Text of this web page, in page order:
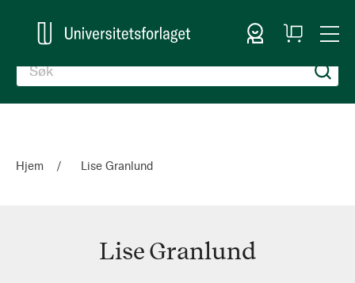
Logg inn
Handlekurv
Hjem Lise Granlund
Lise Granlund